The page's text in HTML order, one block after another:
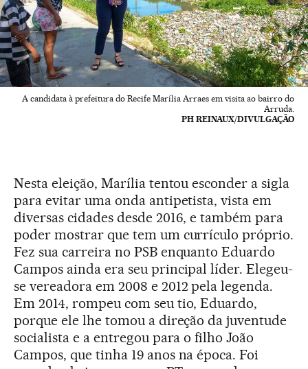
A candidata à prefeitura do Recife Marília Arraes em visita ao bairro do
Arruda.
PH REINAUX/DIVULGAÇÃO
Nesta eleição, Marília tentou esconder a sigla
para evitar uma onda antipetista, vista em
diversas cidades desde 2016, e também para
poder mostrar que tem um currículo próprio.
Fez sua carreira no PSB enquanto Eduardo
Campos ainda era seu principal líder. Elegeu-
se vereadora em 2008 e 2012 pela legenda.
Em 2014, rompeu com seu tio, Eduardo,
porque ele lhe tomou a direção da juventude
socialista e a entregou para o filho João
Campos, que tinha 19 anos na época. Foi